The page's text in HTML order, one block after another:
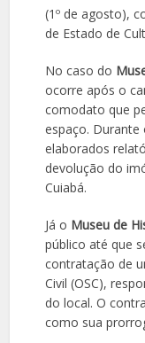
(1º de agosto),
de Estado de
No caso do
ocorre após o
comodato que
espaço. Durante
elaborados
devolução do
Cuiabá.
Já o Museu de
público até que
contratação de
Civil (OSC),
do local. O
como sua